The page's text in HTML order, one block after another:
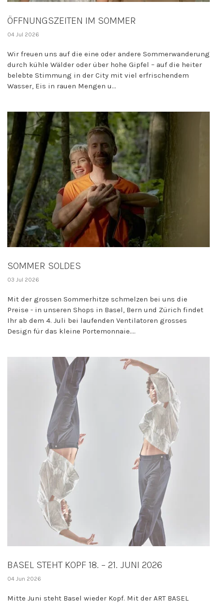
ÖFFNUNGSZEITEN IM SOMMER
04 Jul 2026
Wir freuen uns auf die eine oder andere Sommerwanderung
durch kühle Wälder oder über hohe Gipfel – auf die heiter
belebte Stimmung in der City mit viel erfrischendem
Wasser, Eis in rauen Mengen u...
SOMMER SOLDES
03 Jul 2026
Mit der grossen Sommerhitze schmelzen bei uns die
Preise - in unseren Shops in Basel, Bern und Zürich findet
Ihr ab dem 4. Juli bei laufenden Ventilatoren grosses
Design für das kleine Portemonnaie....
BASEL STEHT KOPF 18. – 21. JUNI 2026
04 Jun 2026
Mitte Juni steht Basel wieder Kopf. Mit der ART BASEL